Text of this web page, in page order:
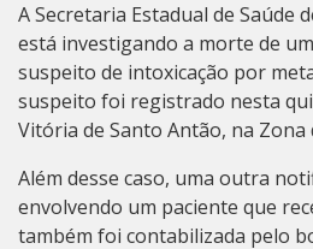
A Secretaria Estadual de Saúde
está investigando a morte de
suspeito de intoxicação por
suspeito foi registrado nesta
Vitória de Santo Antão, na Zona
Além desse caso, uma outra
envolvendo um paciente que
também foi contabilizada pelo